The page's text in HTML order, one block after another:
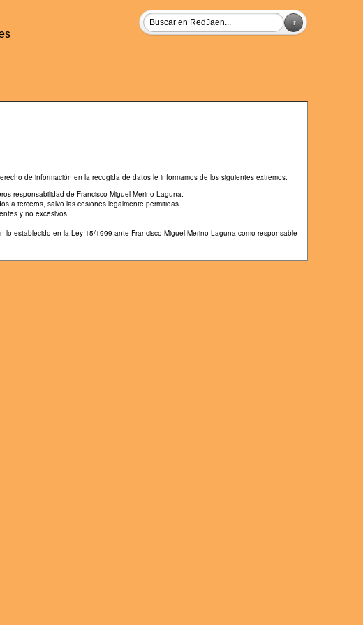
de información en la recogida de datos le informamos de los siguientes extremos:
responsabilidad de Francisco Miguel Merino Laguna.
a terceros, salvo las cesiones legalmente permitidas.
y no excesivos.
establecido en la Ley 15/1999 ante Francisco Miguel Merino Laguna como responsable